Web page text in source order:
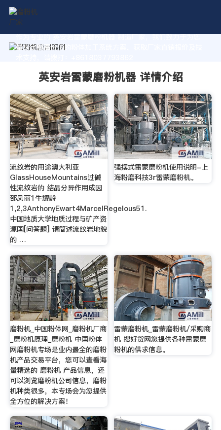
作为专业的 英安岩雷蒙磨粉机器 制造厂家，我们致力于为您
量身定制高价值的粉体加工系统方案。获取厂家直销报价及技
英安岩雷蒙磨粉机器 详情介绍
流纹岩的用途澳大利亚
GlassHouseMountains过碱
性流纹岩的 结晶分异作用成因
邵凤丽1牛耀龄
1,2,3AnthonyEwart4MarcelRegelous51.
中国地质大学地质过程与矿产资
源国[问答题] 请简述流纹岩地貌
的 …
强摆式雷蒙磨粉机使用说明-上
海粉磨科技3r雷蒙磨粉机。
磨粉机_中国粉体网_磨粉机厂商
_磨粉机原理_磨粉机 中国粉体
网磨粉机专场是业内最全的磨粉
机产品交易平台，您可以查看海
量精选的 磨粉机 产品信息，还
可以浏览磨粉机公司信息，磨粉
机种类很多，本专场会为您提供
全方位的解决方案！
雷蒙磨粉机_雷蒙磨粉机/采购商
机 搜好货网您提供各种雷蒙磨
粉机的供求信息。